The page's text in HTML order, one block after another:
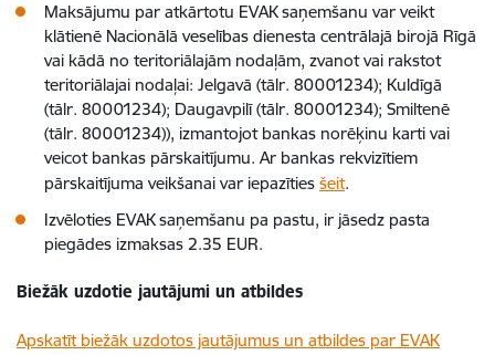
Maksājumu par atkārtotu EVAK saņemšanu var veikt
klātienē Nacionālā veselības dienesta centrālajā birojā Rīgā
vai kādā no teritoriālajām nodaļām, zvanot vai rakstot
teritoriālajai nodaļai: Jelgavā (tālr. 80001234); Kuldīgā
(tālr. 80001234); Daugavpilī (tālr. 80001234); Smiltenē
(tālr. 80001234)), izmantojot bankas norēķinu karti vai
veicot bankas pārskaitījumu. Ar bankas rekvizītiem
pārskaitījuma veikšanai var iepazīties šeit.
Izvēloties EVAK saņemšanu pa pastu, ir jāsedz pasta
piegādes izmaksas 2.35 EUR.
Biežāk uzdotie jautājumi un atbildes
Apskatīt biežāk uzdotos jautājumus un atbildes par EVAK